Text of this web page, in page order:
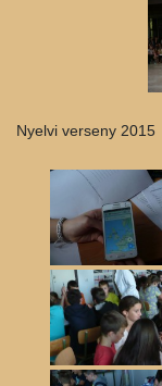
Nyelvi verseny 2015